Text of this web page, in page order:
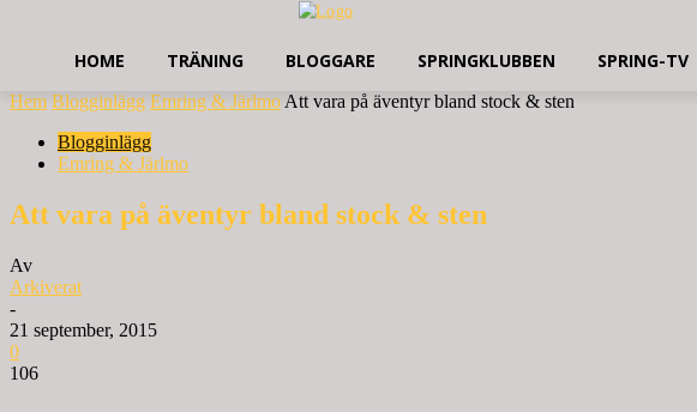
HOME TRÄNING BLOGGARE SPRINGKLUBBEN SPRING-TV
Hem Blogginlägg Emring & Järlmo Att vara på äventyr bland stock & sten
Blogginlägg
Emring & Järlmo
Att vara på äventyr bland stock & sten
Av
Arkiverat
-
21 september, 2015
0
106